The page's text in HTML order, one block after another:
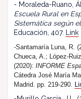
- Moraleda-Ruano,
Escuela Rural en
Sistemática según
Educación, 407.
Link
-Santamaría Luna, R.
Chueca, A.; López-
(2020): INFORME
Cátedra José María
Madrid. pp. 219-290.